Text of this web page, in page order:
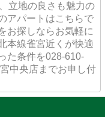
立地の良さも魅力の
アパートはこちらで
お探しならお気軽に
本線雀宮近くが快適
た条件を028-610-
中央店までお申し付